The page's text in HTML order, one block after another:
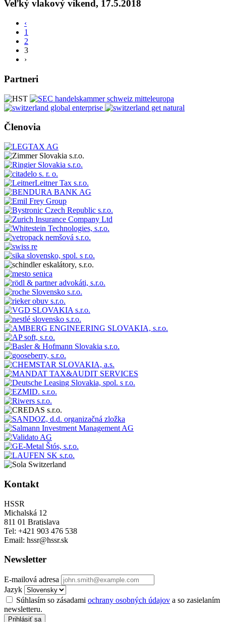
Veľký vlakový víkend, 17.5.2018
‹
1
2
3
›
Partneri
Členovia
Kontakt
HSSR
Michalská 12
811 01 Bratislava
Tel: +421 903 476 538
Email: hssr@hssr.sk
Newsletter
E-mailová adresa
Jazyk
Súhlasím so zásadami ochrany osobných údajov a so zasielaním
newsletteru.
Prihlásiť sa